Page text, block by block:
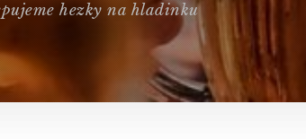
hezky na hladinku